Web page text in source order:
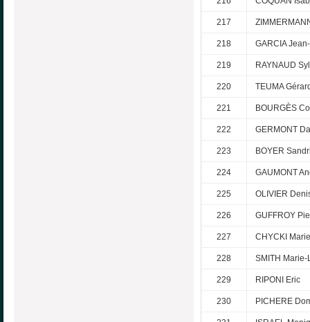
217
218 GARCIA
219 RAYNAUD
220 TEUMA
221 BOURGÈS
222 GERMONT
223 BOYER
224 GAUMONT
225 OLIVIER
226 GUFFROY
227 CHYCKI
228 SMITH Marie-
229 RIPONI Eric
230 PICHERE